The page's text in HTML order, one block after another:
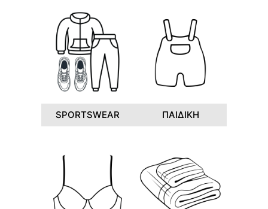
SPORTSWEAR ΠΑΙΔΙΚΗ